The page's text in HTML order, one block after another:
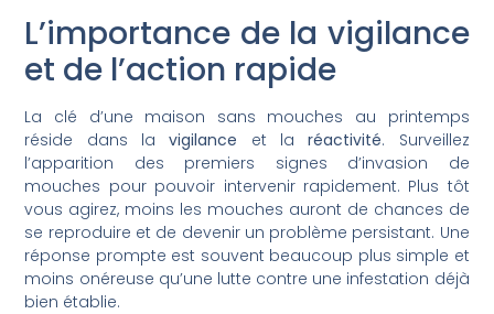
L’importance de la vigilance
et de l’action rapide
La clé d’une maison sans mouches au printemps
réside dans lavigilance et laréactivité. Surveillez
l’apparition des premiers signes d’invasion de
mouches pour pouvoir intervenir rapidement. Plus tôt
vous agirez, moins les mouches auront de chances de
se reproduire et de devenir un problème persistant. Une
réponse prompte est souvent beaucoup plus simple et
moins onéreuse qu’une lutte contre une infestation déjà
bien établie.